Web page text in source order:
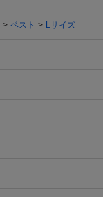
ベスト Lサイズ